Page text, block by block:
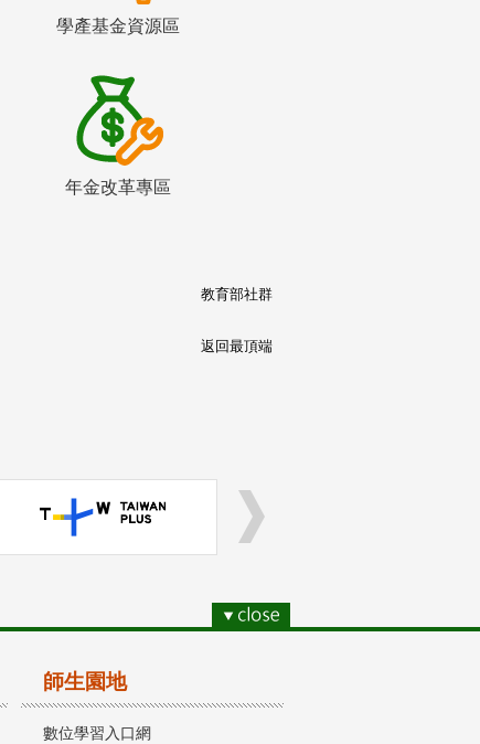
學產基金資源區
年金改革專區
教育部社群
返回最頂端
師生園地
數位學習入口網